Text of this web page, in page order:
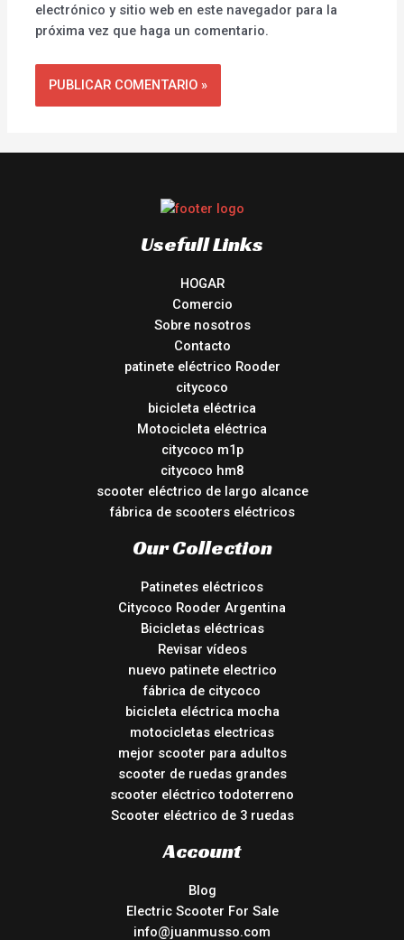
electrónico y sitio web en este navegador para la
próxima vez que haga un comentario.
Usefull Links
HOGAR
Comercio
Sobre nosotros
Contacto
patinete eléctrico Rooder
citycoco
bicicleta eléctrica
Motocicleta eléctrica
citycoco m1p
citycoco hm8
scooter eléctrico de largo alcance
fábrica de scooters eléctricos
Our Collection
Patinetes eléctricos
Citycoco Rooder Argentina
Bicicletas eléctricas
Revisar vídeos
nuevo patinete electrico
fábrica de citycoco
bicicleta eléctrica mocha
motocicletas electricas
mejor scooter para adultos
scooter de ruedas grandes
scooter eléctrico todoterreno
Scooter eléctrico de 3 ruedas
Account
Blog
Electric Scooter For Sale
info@juanmusso.com